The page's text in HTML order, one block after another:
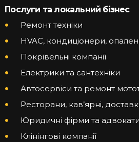
Послуги та локальний бізнес
Ремонт техніки
HVAC, кондиціонери,
Покрівельні компанії
Електрики та сантехніки
Автосервіси та ремонт
Ресторани, кав’ярні,
Юридичні фірми та адвокати
Клінінгові компанії